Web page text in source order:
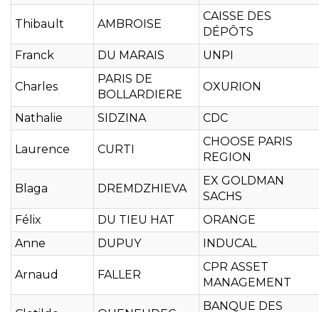
Thibault AMBROISE
CAISSE DES
DÉPÔTS
Franck
DU MARAIS UNPI
Charles
PARIS DE
BOLLARDIERE
OXURION
Nathalie SIDZINA CDC
Laurence CURTI
CHOOSE PARIS
REGION
Blaga DREMDZHIEVA
EX GOLDMAN
SACHS
Félix
DU TIEU HAT
ORANGE
Anne
DUPUY INDUCAL
Arnaud FALLER
CPR ASSET
MANAGEMENT
BANQUE DES